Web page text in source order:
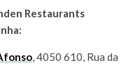
Restaurants
, 4050 610, Rua da